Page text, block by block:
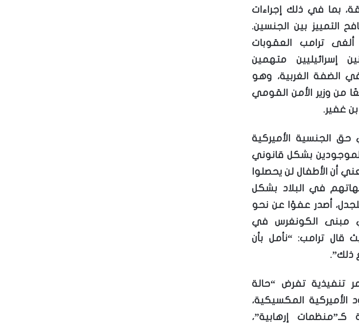
بما في ذلك إجراءات
التمييز بين الجنسين.
ألغى ترامب العقوبات
إسرائيليين متهمين
الضفة الغربية، وهو
من وزير الأمن القومي
بن غفير.
حق الجنسية الأميركية
الموجودين بشكل قانوني
أن الأطفال لن يحصلوا
في البلاد بشكل
أصدر عفوًا عن نحو
مبنى الكونغرس في
يناير 2021، حيث قال ترامب: “نأمل بأن
ذلك”.
تنفيذية تفرض “حالة
المكسيكية،
كـ”منظمات إرهابية”،